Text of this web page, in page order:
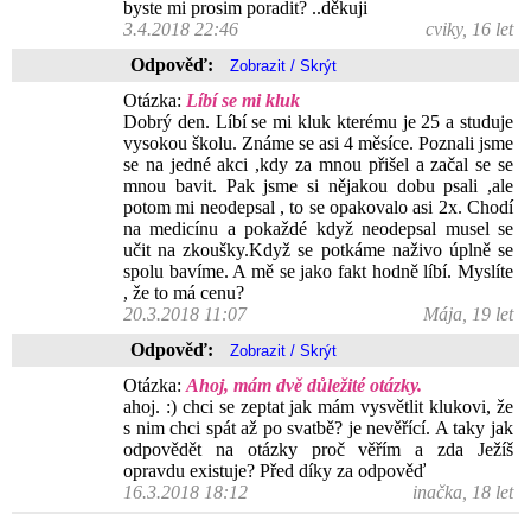
byste mi prosim poradit? ..děkuji
3.4.2018 22:46
cviky, 16 let
Odpověď:
Otázka: Líbí se mi kluk
Dobrý den. Líbí se mi kluk kterému je 25 a studuje
vysokou školu. Známe se asi 4 měsíce. Poznali jsme
se na jedné akci ,kdy za mnou přišel a začal se se
mnou bavit. Pak jsme si nějakou dobu psali ,ale
potom mi neodepsal , to se opakovalo asi 2x. Chodí
na medicínu a pokaždé když neodepsal musel se
učit na zkoušky.Když se potkáme naživo úplně se
spolu bavíme. A mě se jako fakt hodně líbí. Myslíte
, že to má cenu?
20.3.2018 11:07
Mája, 19 let
Odpověď:
Otázka: Ahoj, mám dvě důležité otázky.
ahoj. :) chci se zeptat jak mám vysvětlit klukovi, že
s nim chci spát až po svatbě? je nevěřící. A taky jak
odpovědět na otázky proč věřím a zda Ježíš
opravdu existuje? Před díky za odpověď
16.3.2018 18:12
inačka, 18 let